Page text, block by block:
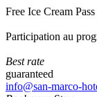
Free Ice Cream
Participation au
Best rate
guaranteed
info@san-marco-